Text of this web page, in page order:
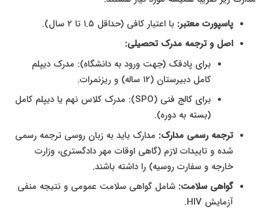
پاسپورت معتبر: با اعتبار کافی (حداقل ۱.۵ تا ۲ سال).
اصل و ترجمه مدرک تحصیلی:
برای پادفک (جهت ورود به دانشگاه): مدرک دیپلم
کامل دبیرستان (۱۲ ساله) و ریزنمرات.
برای کالج فنی (SPO): مدرک کلاس نهم یا دیپلم کامل
(بسته به دوره).
ترجمه رسمی مدارک: مدارک باید به زبان روسی ترجمه رسمی
شده و تاییدات لازم (گاهی اوقات مهر دادگستری، وزارت
خارجه و سفارت روسیه) را داشته باشند.
گواهی سلامت: شامل گواهی سلامت عمومی و نتیجه منفی
آزمایش HIV.